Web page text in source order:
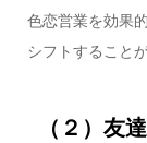
色恋営業を効果
シフトすること
（２）友